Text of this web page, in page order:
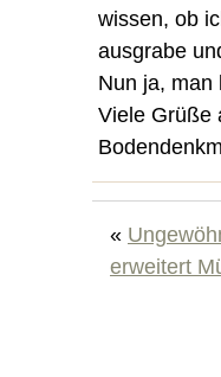
wissen, ob
ausgrabe
Nun ja, man
Viele Grüße
«
erweitert